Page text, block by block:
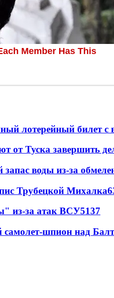
лотерейный билет
от Туска завершить
воды из-за
Трубецкой Михалка
из-за атак ВСУ5137
самолет-шпион над